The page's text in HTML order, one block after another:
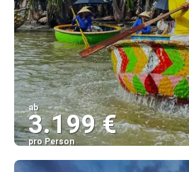
ab
3.199 €
pro Person
Sehen